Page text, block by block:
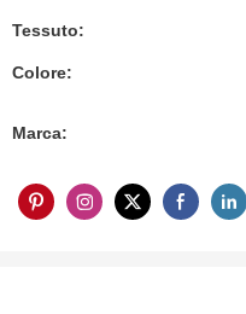
Tessuto:
Colore:
Marca: